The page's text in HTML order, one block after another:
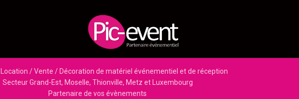
Location / Vente / Décoration de matériel événementiel et de réception
Secteur Grand-Est, Moselle, Thionville, Metz et Luxembourg
Partenaire de vos évènements